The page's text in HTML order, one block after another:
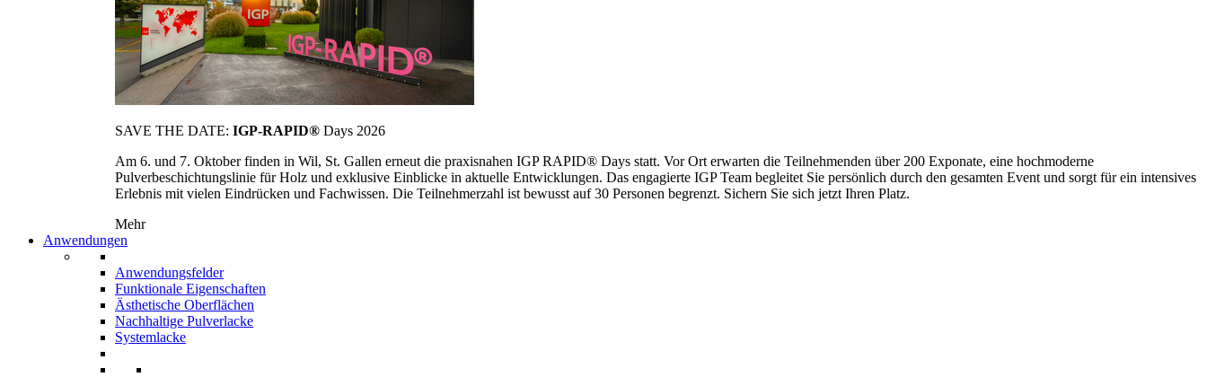
SAVE THE DATE: IGP-RAPID® Days 2026
Am 6. und 7. Oktober finden in Wil, St. Gallen erneut die praxisnahen IGP RAPID® Days statt. Vor Ort erwarten die Teilnehmenden über 200 Exponate, eine hochmoderne
Pulverbeschichtungslinie für Holz und exklusive Einblicke in aktuelle Entwicklungen. Das engagierte IGP Team begleitet Sie persönlich durch den gesamten Event und sorgt für ein intensives
Erlebnis mit vielen Eindrücken und Fachwissen. Die Teilnehmerzahl ist bewusst auf 30 Personen begrenzt. Sichern Sie sich jetzt Ihren Platz.
Mehr
Anwendungen
Anwendungsfelder
Funktionale Eigenschaften
Ästhetische Oberflächen
Nachhaltige Pulverlacke
Systemlacke